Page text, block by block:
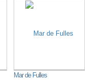
Mar de Fulles